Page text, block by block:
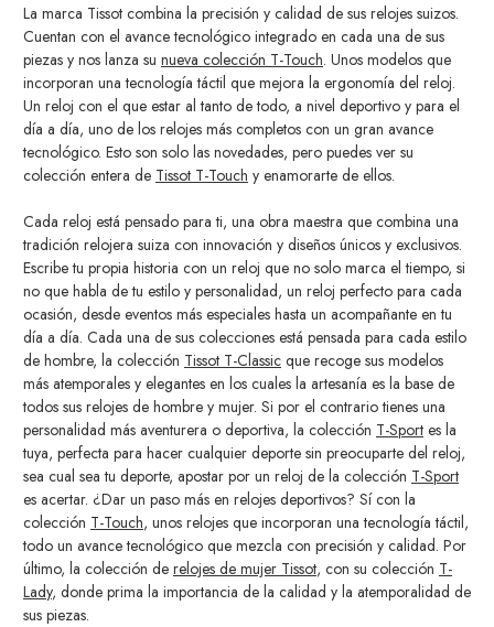
La marca Tissot combina la precisión y calidad de sus relojes suizos.
Cuentan con el avance tecnológico integrado en cada una de sus
piezas y nos lanza su nueva colección T-Touch. Unos modelos que
incorporan una tecnología táctil que mejora la ergonomía del reloj.
Un reloj con el que estar al tanto de todo, a nivel deportivo y para el
día a día, uno de los relojes más completos con un gran avance
tecnológico. Esto son solo las novedades, pero puedes ver su
colección entera de Tissot T-Touch y enamorarte de ellos.
Cada reloj está pensado para ti, una obra maestra que combina una
tradición relojera suiza con innovación y diseños únicos y exclusivos.
Escribe tu propia historia con un reloj que no solo marca el tiempo, si
no que habla de tu estilo y personalidad, un reloj perfecto para cada
ocasión, desde eventos más especiales hasta un acompañante en tu
día a día. Cada una de sus colecciones está pensada para cada estilo
de hombre, la colección Tissot T-Classic que recoge sus modelos
más atemporales y elegantes en los cuales la artesanía es la base de
todos sus relojes de hombre y mujer. Si por el contrario tienes una
personalidad más aventurera o deportiva, la colección T-Sport es la
tuya, perfecta para hacer cualquier deporte sin preocuparte del reloj,
sea cual sea tu deporte, apostar por un reloj de la colección T-Sport
es acertar. ¿Dar un paso más en relojes deportivos? Sí con la
colección T-Touch, unos relojes que incorporan una tecnología táctil,
todo un avance tecnológico que mezcla con precisión y calidad. Por
último, la colección de relojes de mujer Tissot, con su colección T-
Lady, donde prima la importancia de la calidad y la atemporalidad de
sus piezas.